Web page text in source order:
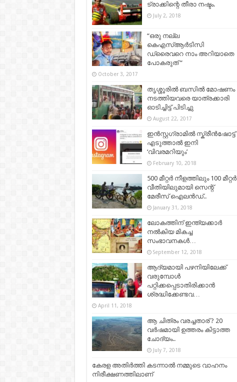
ട്രാക്കിന്റെ തീരാ നഷ്ടം.
July 2, 2018
“ഒരു നല്ല
കെഎസ്ആര്‍ടിസി
ഡ്രൈവറെ നാം അറിയാതെ
പോകരുത് “
October 3, 2017
തൃശ്ശൂരില്‍ ബസില്‍ മോഷണം
നടത്തിയവരെ യാത്രക്കാരി
ഓടിച്ചിട്ട് പിടിച്ചു
August 22, 2017
ഇന്‍സ്റ്റഗ്രാമില്‍ സ്ക്രീന്‍ഷോട്ട്
എടുത്താല്‍ ഇനി
‘വിവരമറിയും’
February 10, 2018
500 മീറ്റർ നീളത്തിലും 100 മീറ്റർ
വീതിയിലുമായി സെന്റ്
മേരീസ് ഐലന്‍ഡ്..
January 31, 2018
ലോകത്തിന് ഇന്ത്യക്കാർ
നൽകിയ മികച്ച
സംഭാവനകൾ…
September 12, 2018
ആദ്യമായി പഴനിയിലേക്ക്
വരുമ്പോൾ
പറ്റിക്കപ്പെടാതിരിക്കാൻ
ശ്രദ്ധിക്കേണ്ടവ…
April 11, 2018
ആ ചിത്രം വരച്ചതാര് ? 20
വർഷമായി ഉത്തരം കിട്ടാത്ത
ചോദ്യം..
July 7, 2018
കേരള അതിർത്തി കടന്നാൽ നമ്മുടെ വാഹനം
നിരീക്ഷണത്തിലാണ്